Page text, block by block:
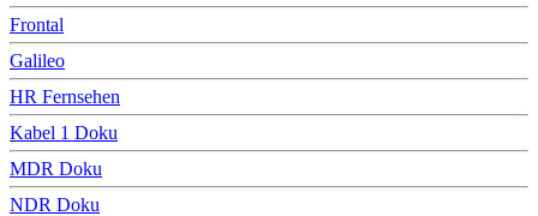
Frontal
Galileo
HR Fernsehen
Kabel 1 Doku
MDR Doku
NDR Doku